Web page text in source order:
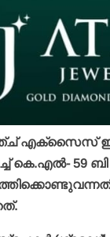
എക്‌സൈസ്
കെ.എല്‍- 59 ബി